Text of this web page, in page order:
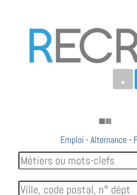
Emploi -Alternance -